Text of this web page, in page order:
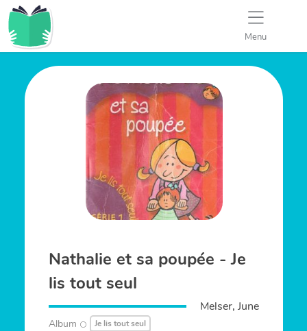
Menu
Nathalie et sa poupée - Je
lis tout seul
Melser, June
Album Je lis tout seul